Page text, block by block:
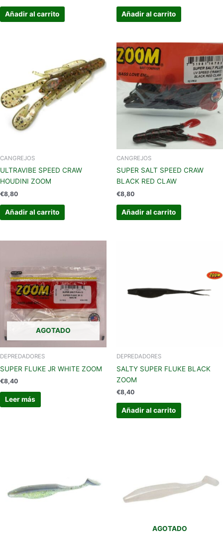
Añadir al carrito Añadir al carrito
CANGREJOS
ULTRAVIBE SPEED CRAW
HOUDINI ZOOM
€8,80
Añadir al carrito
CANGREJOS
SUPER SALT SPEED CRAW
BLACK RED CLAW
€8,80
Añadir al carrito
AGOTADO
DEPREDADORES
SUPER FLUKE JR WHITE ZOOM
€8,40
Leer más
DEPREDADORES
SALTY SUPER FLUKE BLACK
ZOOM
€8,40
Añadir al carrito
AGOTADO